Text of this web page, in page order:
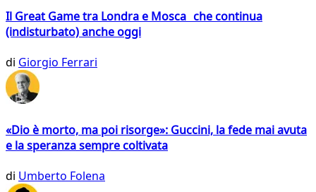
Il Great Game tra Londra e Mosca che continua
(indisturbato) anche oggi
di Giorgio Ferrari
«Dio è morto, ma poi risorge»: Guccini, la fede mai avuta
e la speranza sempre coltivata
di Umberto Folena